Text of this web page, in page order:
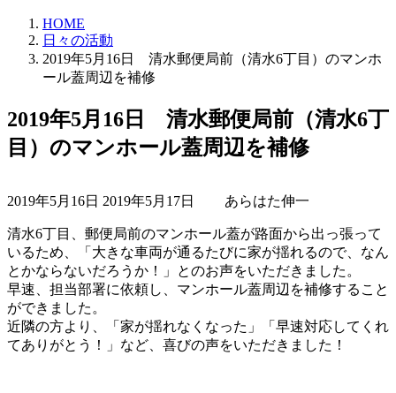
HOME
日々の活動
2019年5月16日 清水郵便局前（清水6丁目）のマンホ
ール蓋周辺を補修
2019年5月16日 清水郵便局前（清水6丁
目）のマンホール蓋周辺を補修
2019年5月16日 終
更
新
日
時
:
2019年5月17日 あらはた伸一
清水6丁目、郵便局前のマンホール蓋が路面から出っ張って
いるため、「大きな車両が通るたびに家が揺れるので、なん
とかならないだろうか！」とのお声をいただきました。
早速、担当部署に依頼し、マンホール蓋周辺を補修すること
ができました。
近隣の方より、「家が揺れなくなった」「早速対応してくれ
てありがとう！」など、喜びの声をいただきました！